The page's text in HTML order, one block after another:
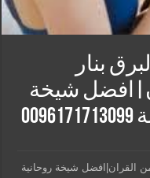
بنار
شيخة
القران|افضل شيخة روحانية